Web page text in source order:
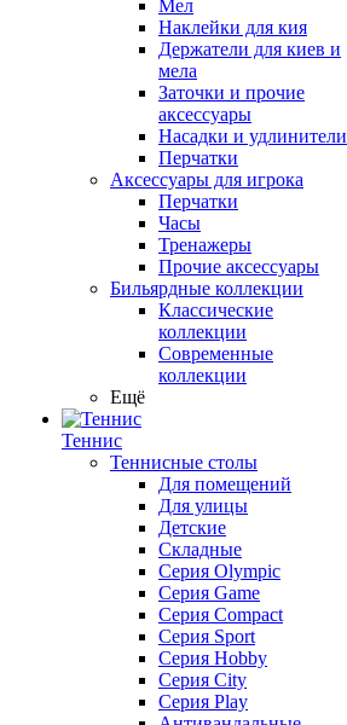
Мел
Наклейки для кия
Держатели для киев и
мела
Заточки и прочие
аксессуары
Насадки и удлинители
Перчатки
Аксессуары для игрока
Перчатки
Часы
Тренажеры
Прочие аксессуары
Бильярдные коллекции
Классические
коллекции
Современные
коллекции
Ещё
Теннис
Теннисные столы
Для помещений
Для улицы
Детские
Складные
Серия Olympic
Серия Game
Серия Compact
Серия Sport
Серия Hobby
Серия City
Серия Play